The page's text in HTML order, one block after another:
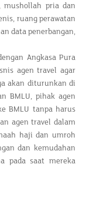
mushollah pria dan
ruang perawatan
data penerbangan,
Angkasa Pura
agen travel agar
akan diturunkan di
BMLU, pihak agen
BMLU tanpa harus
agen travel dalam
haji dan umroh
dan kemudahan
pada saat mereka